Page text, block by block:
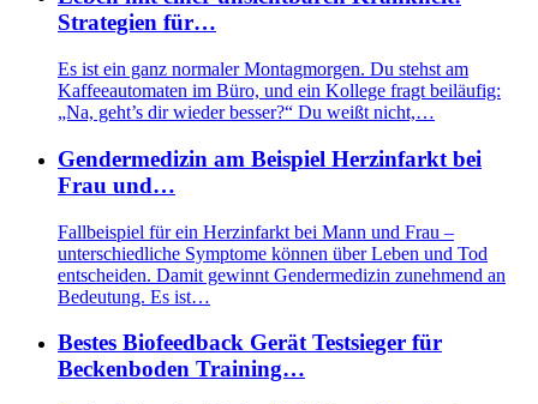
Strategien für…
Es ist ein ganz normaler Montagmorgen. Du stehst am
Kaffeeautomaten im Büro, und ein Kollege fragt beiläufig:
„Na, geht’s dir wieder besser?“ Du weißt nicht,…
Gendermedizin am Beispiel Herzinfarkt bei
Frau und…
Fallbeispiel für ein Herzinfarkt bei Mann und Frau –
unterschiedliche Symptome können über Leben und Tod
entscheiden. Damit gewinnt Gendermedizin zunehmend an
Bedeutung. Es ist…
Bestes Biofeedback Gerät Testsieger für
Beckenboden Training…